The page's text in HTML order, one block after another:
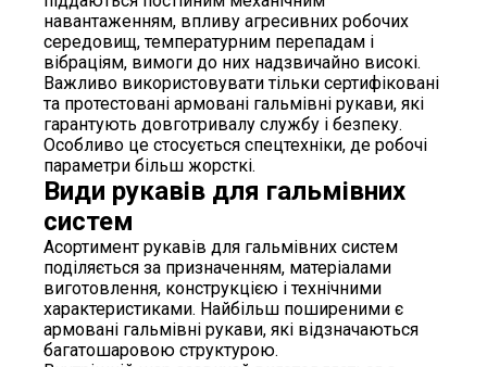
навантаженням, впливу агресивних робочих
середовищ, температурним перепадам і
вібраціям, вимоги до них надзвичайно високі.
Важливо використовувати тільки сертифіковані
та протестовані армовані гальмівні рукави, які
гарантують довготривалу службу і безпеку.
Особливо це стосується спецтехніки, де робочі
параметри більш жорсткі.
Види рукавів для гальмівних
систем
Асортимент рукавів для гальмівних систем
поділяється за призначенням, матеріалами
виготовлення, конструкцією і технічними
характеристиками. Найбільш поширеними є
армовані гальмівні рукави, які відзначаються
багатошаровою структурою.